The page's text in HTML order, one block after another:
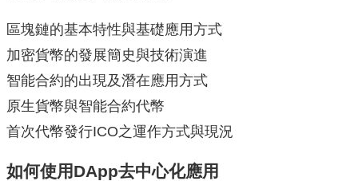
區塊鏈的基本特性與基礎應用方式
加密貨幣的發展簡史與技術演進
智能合約的出現及潛在應用方式
原生貨幣與智能合約代幣
首次代幣發行ICO之運作方式與現況
如何使用DApp去中心化應用